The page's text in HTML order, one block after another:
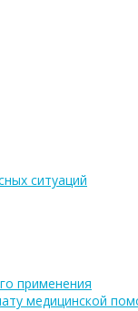
ситуаций
применения
медицинской